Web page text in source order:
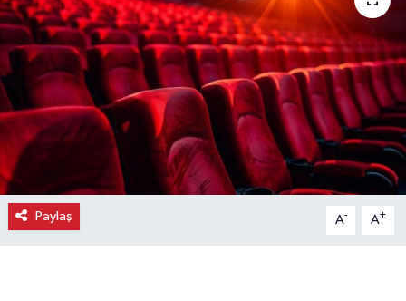
Paylaş A- A+
Eleman
Emlak
Gündem
Gurme
Haber